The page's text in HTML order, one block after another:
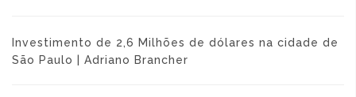
Investimento de 2,6 Milhões de dólares na cidade de
São Paulo | Adriano Brancher